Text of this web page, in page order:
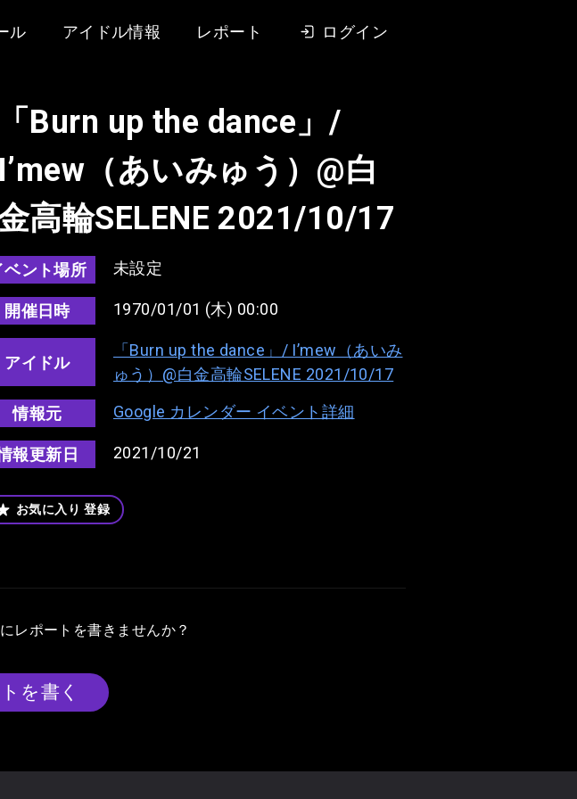
ル アイドル情報 レポート ログイン
「Burn up the dance」/
I’mew（あいみゅう）@白
高輪SELENE 2021/10/17
ベント場所 未設定
開催日時 1970/01/01 (木) 00:00
アイドル
「Burn up the dance」/ I’mew（あいみ
ゅう）@白金高輪SELENE 2021/10/17
情報元 Google カレンダー イベント詳細
報更新日 2021/10/21
お気に入り 登録
レポートを書きませんか？
を書く